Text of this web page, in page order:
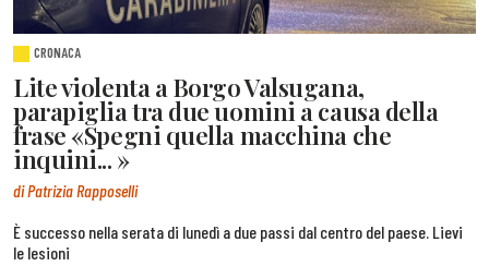
CRONACA
Lite violenta a Borgo Valsugana,
parapiglia tra due uomini a causa della
frase «Spegni quella macchina che
inquini... »
di Patrizia Rapposelli
È successo nella serata di lunedì a due passi dal centro del paese. Lievi
le lesioni